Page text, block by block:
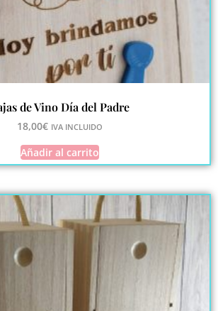
de Vino Día del Padre
18,00€ IVA INCLUIDO
Añadir al carrito